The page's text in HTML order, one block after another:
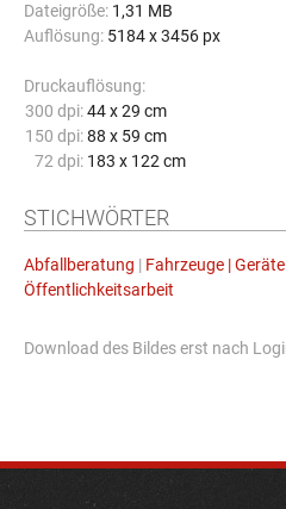
Dateigröße: 1,31 MB
Auflösung: 5184 x 3456 px
Druckauflösung:
300 dpi: 44 x 29 cm
150 dpi: 88 x 59 cm
72 dpi: 183 x 122 cm
STICHWÖRTER
Abfallberatung | Fahrzeuge |
Öffentlichkeitsarbeit
Download des Bildes erst nach